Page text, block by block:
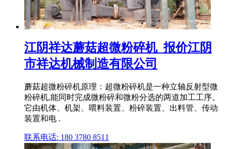
江阴祥达蘑菇超微粉碎机_报价江阴
市祥达机械制造有限公司
蘑菇超微粉碎机原理：超微粉碎机是一种立轴反射型微
粉碎机,能同时完成微粉碎和微粉分选的两道加工工序。
它由机体、机架、喂料装置、粉碎装置、出料管、传动
装置和电 .
联系电话: 180 3780 8511